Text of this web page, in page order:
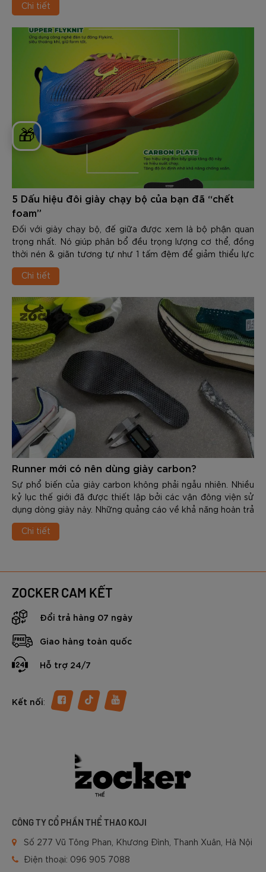
🎁
tiết về Có nên chạy bộ mỗi ngày không, từ đó tìm ra câu trả
Chi tiết
5 Dấu hiệu đôi giày chạy bộ của bạn đã “chết
foam”
Đối với giày chạy bộ, đế giữa được xem là bộ phận quan
trọng nhất. Nó giúp phân bổ đều trọng lượng cơ thể, đồng
thời nén & giãn tương tự như 1 tấm đệm để giảm thiểu lực
tác động từ mặt sàn lên đôi chân, bảo vệ khỏi các chấn
thương trên đường chạy. Trong khi các tổn thương ở đế
khó nhận biết hơn ở đế giữa (midsole). Trong nội dung dưới
đây Zocker sẽ chia sẻ với các bạn về 5 Dấu hiệu đôi giày
chạy bộ của bạn đã “chết foam”. Qua đó cùng hiểu hơn về
sản phẩm này cũng như cách chọn và sử dụng đúng cách
để nâng cao hiệu quả nhé.
Chi tiết
Runner mới có nên dùng giày carbon?
Sự phổ biến của giày carbon không phải ngẫu nhiên. Nhiều
kỷ lục thế giới đã được thiết lập bởi các vận đông viện sử
dụng dòng giày này. Những quảng cáo về khả năng hoàn trả
năng lượng, hỗ trợ tăng tốc cũng như cải thiện thành tích
khiến một số người mới bắt đầu tập cũng muốn sở hữu
nhận dưới góc độ khoa học, kỹ thuật chạy hay cả hiệu quả
đầu tư? Trong nội dung dưới đây các bạn hãy cùng Zocker
tìm hiểu chi tiết nhé.
Chi tiết
ZOCKER CAM KẾT
Đổi trả hàng 07 ngày
Giao hàng toàn quốc
Hỗ trợ 24/7
Kết nối:
CÔNG TY CỔ PHẦN THỂ THAO KOJI
Số 277 Vũ Tông Phan, Khương Đình, Thanh Xuân, Hà Nội
Điện thoại: 096 905 7088